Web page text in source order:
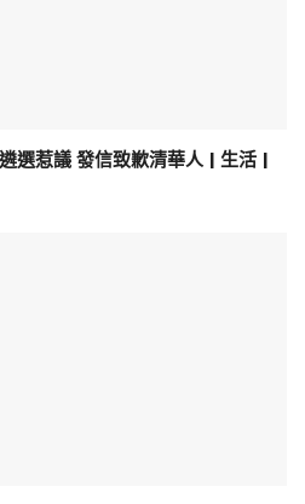
選惹議 發信致歉清華人 | 生活 |